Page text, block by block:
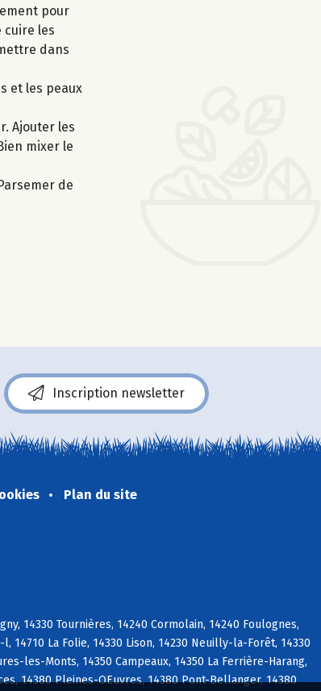
pour
cuire les
dans
et les peaux
Ajouter les
mixer le
de
Inscription newsletter
Plan du site
14330 Tournières, 14240 Cormolain, 14240 Foulognes,
14710 La Folie, 14330 Lison, 14230 Neuilly-la-Forêt, 14330
les-Monts, 14350 Campeaux, 14350 La Ferrière-Harang,
14380 Pleines-OEuvres, 14380 Pont-Bellanger, 14380